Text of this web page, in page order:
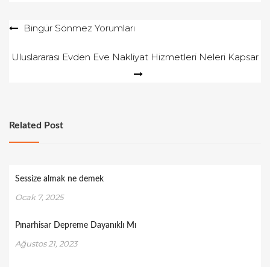
YazıBingür Sönmez Yorumları
Uluslararası Evden Eve Nakliyat Hizmetleri Neleri Kapsar
Related Post
Sessize almak ne demek
Ocak 7, 2025
Pınarhisar Depreme Dayanıklı Mı
Ağustos 21, 2023